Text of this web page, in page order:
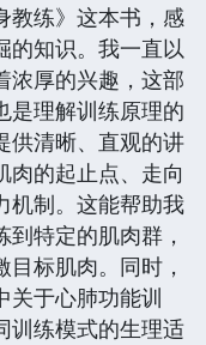
教练》这本书，感
的知识。我一直以
浓厚的兴趣，这部
是理解训练原理的
供清晰、直观的讲
肉的起止点、走向
机制。这能帮助我
特定的肌肉群，
标肌肉。同时，
关于心肺功能训
训练模式的生理适